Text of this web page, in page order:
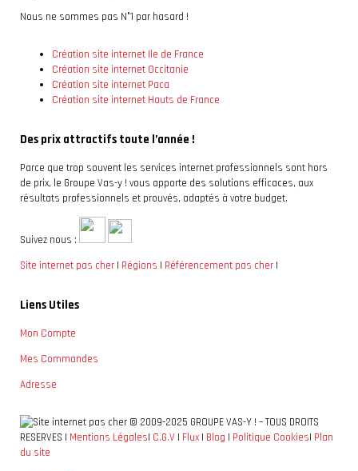
Nous ne sommes pas N°1 par hasard !
Création site internet Ile de France
Création site internet Occitanie
Création site internet Paca
Création site internet Hauts de France
Des prix attractifs toute l’année !
Parce que trop souvent les services internet professionnels sont hors
de prix, le Groupe Vas-y ! vous apporte des solutions efficaces, aux
résultats professionnels et prouvés, adaptés à votre budget.
Suivez nous :
Site internet pas cher | Régions | Référencement pas cher |
Liens Utiles
Mon Compte
Mes Commandes
Adresse
© 2009-2025 GROUPE VAS-Y ! – TOUS DROITS
RESERVES | Mentions Légales| C.G.V | Flux | Blog | Politique Cookies| Plan
du site